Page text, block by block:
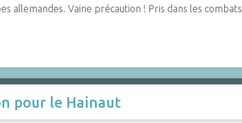
allemandes. Vaine précaution ! Pris dans les combats
pour le Hainaut